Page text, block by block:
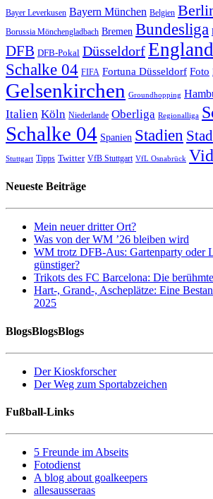
Bayer Leverkusen Bayern München Belgien
Borussia Mönchengladbach Bremen Bundesliga
DFB DFB-Pokal DüsseldorfEngland
Schalke 04 FIFA Fortuna Düsseldorf Foto
Gelsenkirchen Groundhopping
Italien Köln Niederlande Oberliga Regionalliga
Schalke 04 Spanien Stadien
Stuttgart Tipps Twitter VfB Stuttgart VfL Osnabrück
Neueste Beiträge
Mein neuer dritter Ort?
Was von der WM ’26 bleiben wird
WM trotz DFB-Aus: Gartenparty oder
günstiger?
Trikots des FC Barcelona: Die
Hart-, Grand-, Ascheplätze: Eine
2025
BlogsBlogsBlogs
Der Kioskforscher
Der Weg zum Sportabzeichen
Fußball-Links
5 Freunde im Abseits
Fotodienst
A blog about goalkeepers
allesausseraas